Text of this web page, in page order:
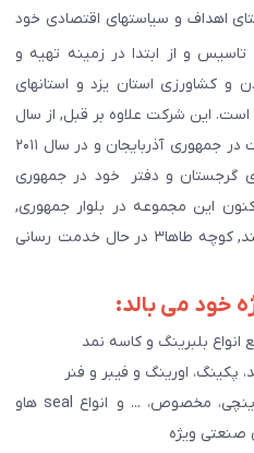
اهداف و سیاستهای اقتصادی خود
امام یزد تاسیس و از ابتدا در زمینه تهیه و
و کشاورزی استان یزد و استانهای
این شرکت علاوه بر قبل, از سال
۲۰۰۳ تحت عنوان شرکت اوروپلاست در جمهوری آذربایجان و در سال ۲۰۱۱
گرجستان و دفتر خود در جمهوری
این مجموعه در بلوار جمهوری,
دروازه قرآن, بلوار نصر, خیابان سمند, کوچه طاها۳ در حال خدمت رسانی
خود می بالد:
بلبرینگ و کاسه نمد
پکینگ، اورینگ و فیبر و فنر
* تنها مرجع توزیع بلبرینگ های اینچی، مخصوص، ... و انواع seal هاو
صنعتی ويژه